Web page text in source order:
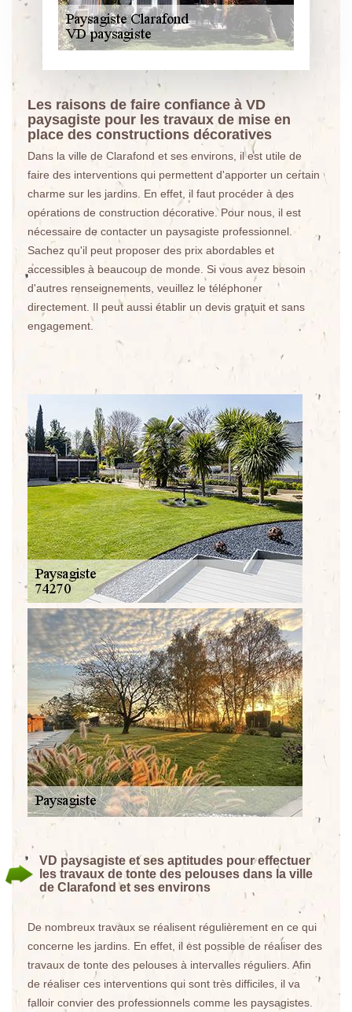
Les raisons de faire confiance à VD
paysagiste pour les travaux de mise en
place des constructions décoratives
Dans la ville de Clarafond et ses environs, il est utile de
faire des interventions qui permettent d'apporter un certain
charme sur les jardins. En effet, il faut procéder à des
opérations de construction décorative. Pour nous, il est
nécessaire de contacter un paysagiste professionnel.
Sachez qu'il peut proposer des prix abordables et
accessibles à beaucoup de monde. Si vous avez besoin
d'autres renseignements, veuillez le téléphoner
directement. Il peut aussi établir un devis gratuit et sans
engagement.
VD paysagiste et ses aptitudes pour effectuer
les travaux de tonte des pelouses dans la ville
de Clarafond et ses environs
De nombreux travaux se réalisent régulièrement en ce qui
concerne les jardins. En effet, il est possible de réaliser des
travaux de tonte des pelouses à intervalles réguliers. Afin
de réaliser ces interventions qui sont très difficiles, il va
falloir convier des professionnels comme les paysagistes.